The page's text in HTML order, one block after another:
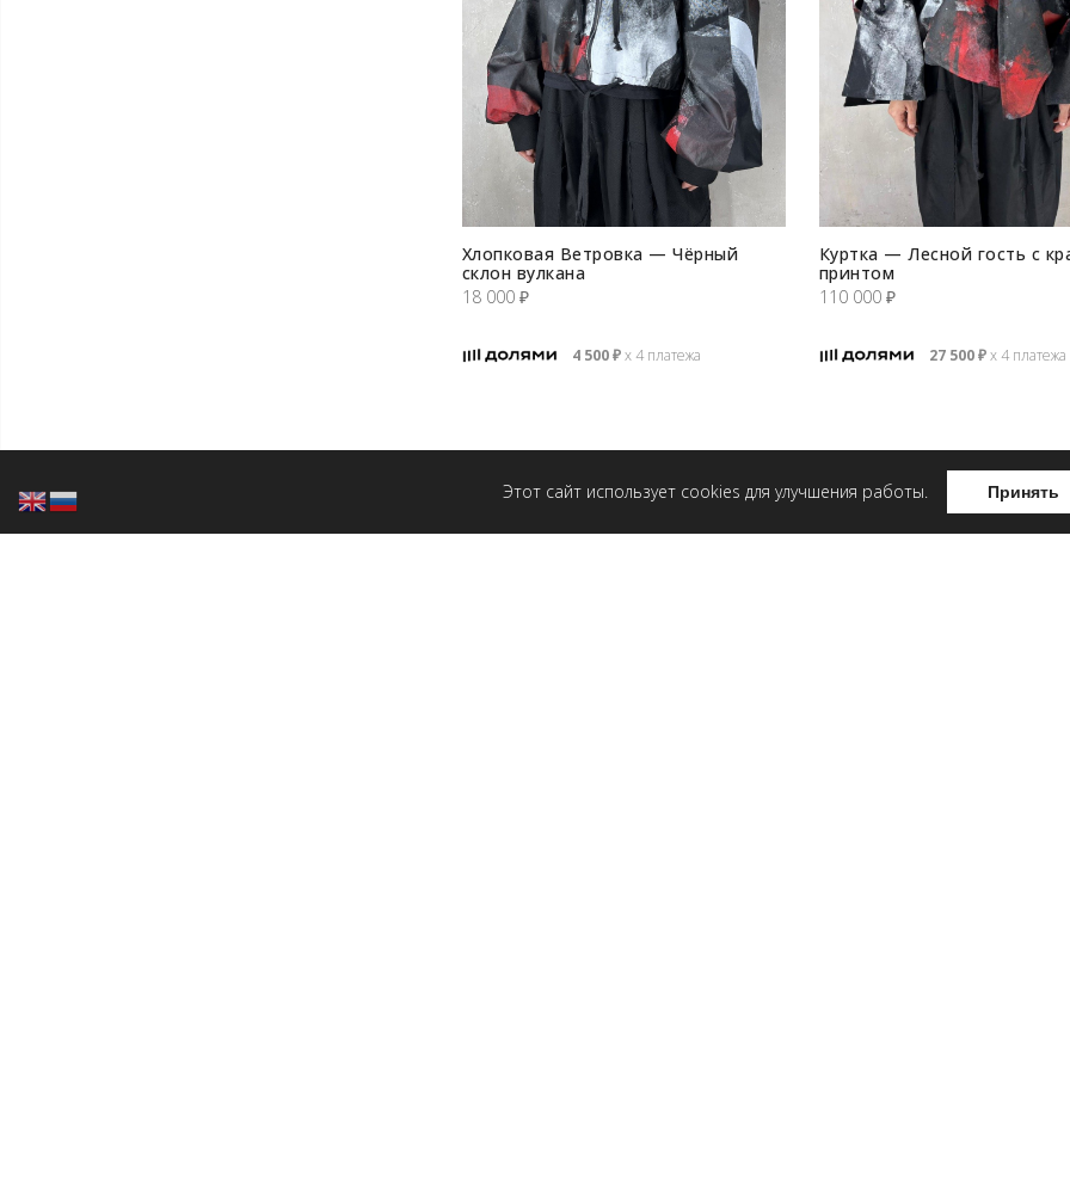
Хлопковая Ветровка — Чёрный
склон вулкана
18 000 ₽
4 500₽х 4 платежа
Куртка — Лесной гость с
принтом
110 000 ₽
27 500₽х 4 платежа
Этот сайт использует cookies для улучшения работы. Принять